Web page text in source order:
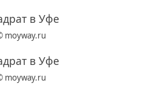
moyway.ru
moyway.ru